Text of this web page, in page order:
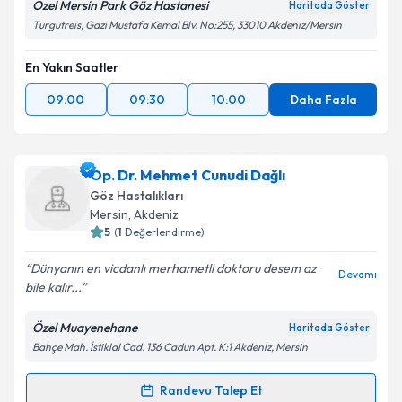
Kişisel verilerimin işlenmesine ilişkin
Metni'ni okudum ve kişisel verilerimin belirtilen
kapsamda işlenmesini kabul ediyorum.
Özel Mersin Park Göz Hastanesi Haritada Göster
Turgutreis, Gazi Mustafa Kemal Blv. No:255, 33010 Akdeniz/Mersin
En Yakın Saatler
09:00
09:30 10:00 Daha Fazla
Op. Dr. Mehmet Cunudi Dağlı
Göz Hastalıkları
Mersin, Akdeniz
5 (1 Değerlendirme)
Dünyanın en vicdanlı merhametli doktoru desem az
bile kalır...
Devamı
Özel Muayenehane Haritada Göster
Bahçe Mah. İstiklal Cad. 136 Cadun Apt. K:1 Akdeniz, Mersin
Randevu Talep Et